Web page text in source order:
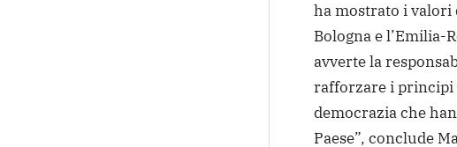
ha mostrato i valori
Bologna e l’Emilia-
avverte la
rafforzare i principi
democrazia che
Paese”, conclude